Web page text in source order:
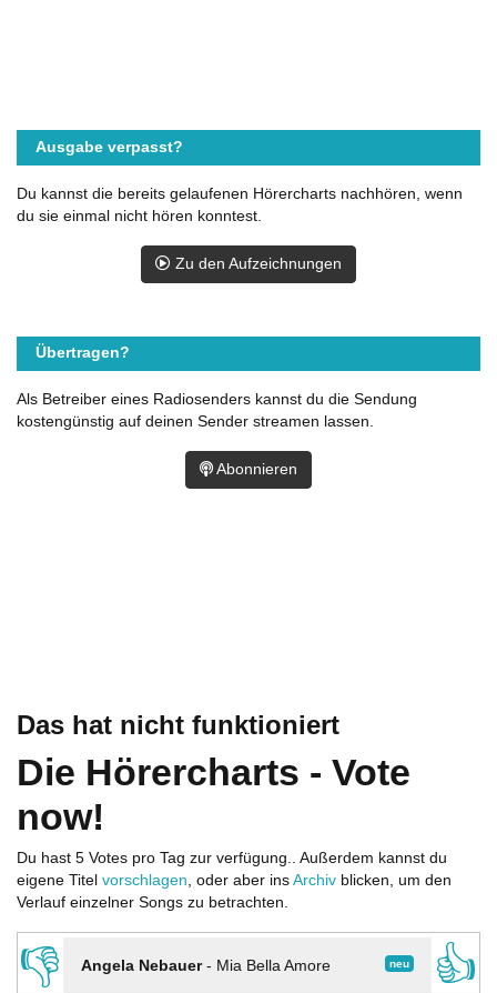
Das hat nicht funktioniert
Die Hörercharts - Vote
now!
Du hast 5 Votes pro Tag zur verfügung.. Außerdem kannst du
eigene Titel vorschlagen, oder aber ins Archiv blicken, um den
Verlauf einzelner Songs zu betrachten.
👎 neu
Angela Nebauer- Mia Bella Amore
👍
Ausgabe verpasst?
Du kannst die bereits gelaufenen Hörercharts nachhören, wenn
du sie einmal nicht hören konntest.
Zu den Aufzeichnungen
Übertragen?
Als Betreiber eines Radiosenders kannst du die Sendung
kostengünstig auf deinen Sender streamen lassen.
Abonnieren